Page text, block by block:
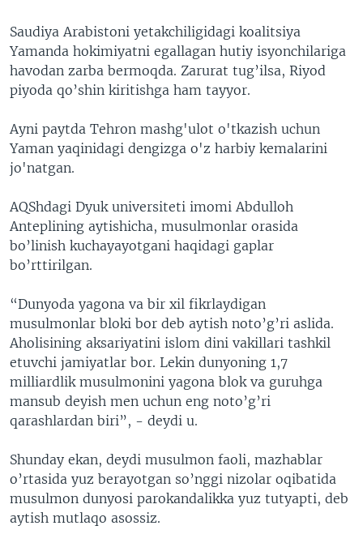
Saudiya Arabistoni yetakchiligidagi koalitsiya
Yamanda hokimiyatni egallagan hutiy isyonchilariga
havodan zarba bermoqda. Zarurat tug’ilsa, Riyod
piyoda qo’shin kiritishga ham tayyor.
Ayni paytda Tehron mashg'ulot o'tkazish uchun
Yaman yaqinidagi dengizga o'z harbiy kemalarini
jo'natgan.
AQShdagi Dyuk universiteti imomi Abdulloh
Anteplining aytishicha, musulmonlar orasida
bo’linish kuchayayotgani haqidagi gaplar
bo’rttirilgan.
“Dunyoda yagona va bir xil fikrlaydigan
musulmonlar bloki bor deb aytish noto’g’ri aslida.
Aholisining aksariyatini islom dini vakillari tashkil
etuvchi jamiyatlar bor. Lekin dunyoning 1,7
milliardlik musulmonini yagona blok va guruhga
mansub deyish men uchun eng noto’g’ri
qarashlardan biri”, - deydi u.
Shunday ekan, deydi musulmon faoli, mazhablar
o’rtasida yuz berayotgan so’nggi nizolar oqibatida
musulmon dunyosi parokandalikka yuz tutyapti, deb
aytish mutlaqo asossiz.